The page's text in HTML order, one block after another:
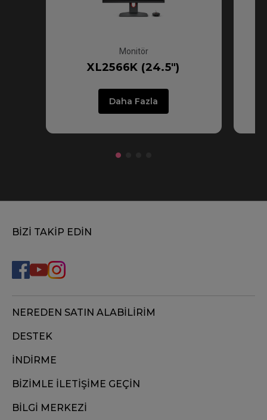
Monitör
XL2566K (24.5")
Daha Fazla
BİZİ TAKİP EDİN
NEREDEN SATIN ALABİLİRİM
DESTEK
İNDİRME
BİZİMLE İLETİŞİME GEÇİN
BİLGİ MERKEZİ